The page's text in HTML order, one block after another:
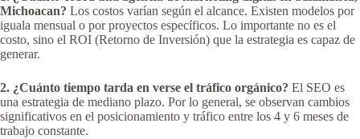
Michoacan? Los costos varían según el alcance. Existen modelos por
iguala mensual o por proyectos específicos. Lo importante no es el
costo, sino el ROI (Retorno de Inversión) que la estrategia es capaz de
generar.
2. ¿Cuánto tiempo tarda en verse el tráfico orgánico? El SEO es
una estrategia de mediano plazo. Por lo general, se observan cambios
significativos en el posicionamiento y tráfico entre los 4 y 6 meses de
trabajo constante.